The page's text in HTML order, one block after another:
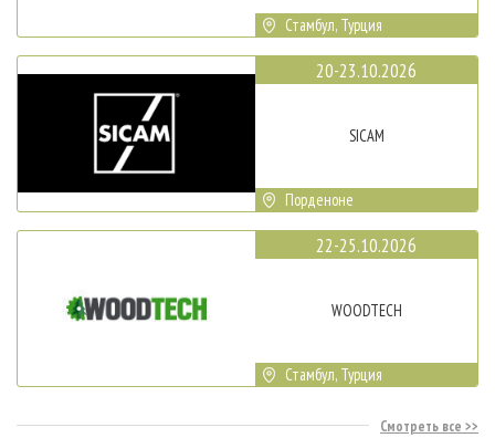
Стамбул, Турция
20-23.10.2026
SICAM
Порденоне
22-25.10.2026
WOODTECH
Стамбул, Турция
Смотреть все